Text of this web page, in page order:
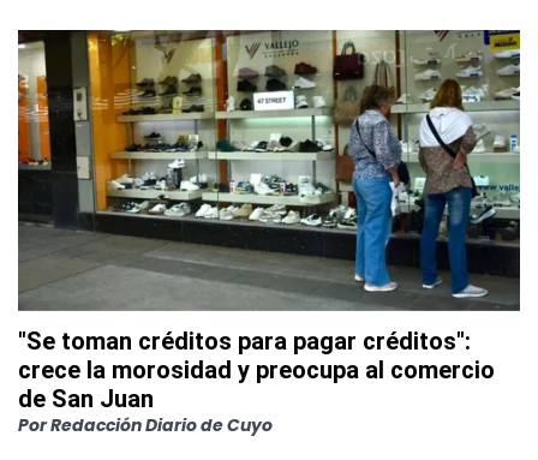
"Se toman créditos para pagar créditos":
crece la morosidad y preocupa al comercio
de San Juan
PorRedacción Diario de Cuyo